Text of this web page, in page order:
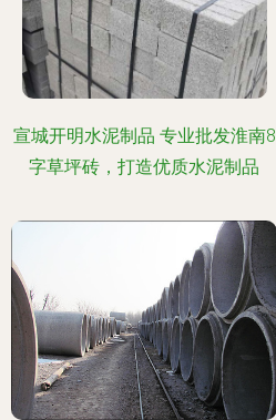
宣城开明水泥制品 专业批发淮南8
字草坪砖，打造优质水泥制品